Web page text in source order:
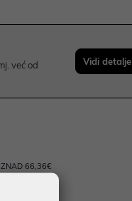
već od Vidi detalje
66,36€